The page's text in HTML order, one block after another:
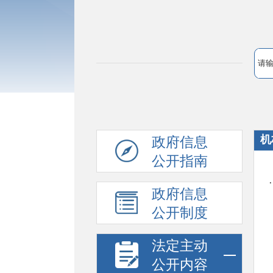
政府信息
公开指南
政府信息
公开制度
法定主动
公开内容